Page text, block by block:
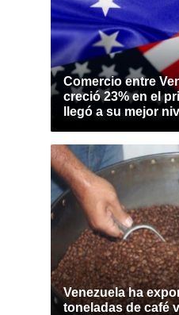
Comercio entre
creció 23% en el
llegó a su mejor
Venezuela ha
toneladas de café